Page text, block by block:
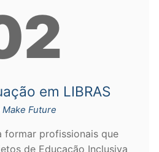
em LIBRAS
Make Future
formar profissionais que
de Educação Inclusiva